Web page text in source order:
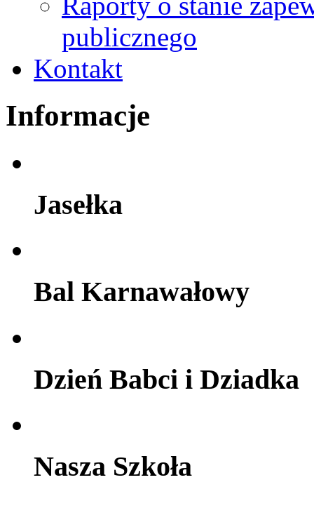
publicznego
Kontakt
Informacje
Jasełka
Bal Karnawałowy
Dzień Babci i Dziadka
Nasza Szkoła